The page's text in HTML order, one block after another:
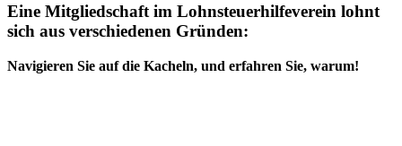
Eine Mitgliedschaft im Lohnsteuerhilfeverein lohnt
sich aus verschiedenen Gründen:
Navigieren Sie auf die Kacheln, und erfahren Sie, warum!